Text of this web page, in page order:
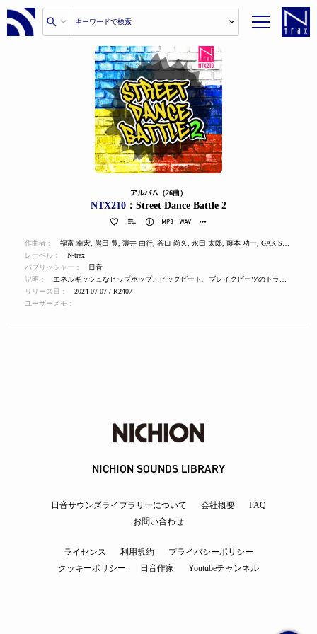
アルバム（26曲）
NTX210 ：Street Dance Battle 2
作曲者： 福富 幸宏 熊田 豊 薄井 由行 谷口 尚久 永田 太郎 藤本 功一 GAK SATO
レーベル：
N-trax
パブリッシャー：
日音
説明：
リリース日：
2024-07-07 / R2407
ユーザーメモ：
NICHION SOUNDS LIBRARY
日音サウンズライブラリーについて 会社概要
FAQ
お問い合わせ
ライセンス 利用規約
プライバシーポリシー
クッキーポリシー
日音作家 Youtubeチャンネル